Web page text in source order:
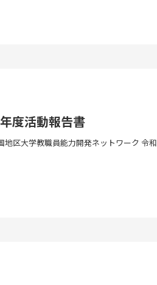
度活動報告書
地区大学教職員能力開発ネットワーク